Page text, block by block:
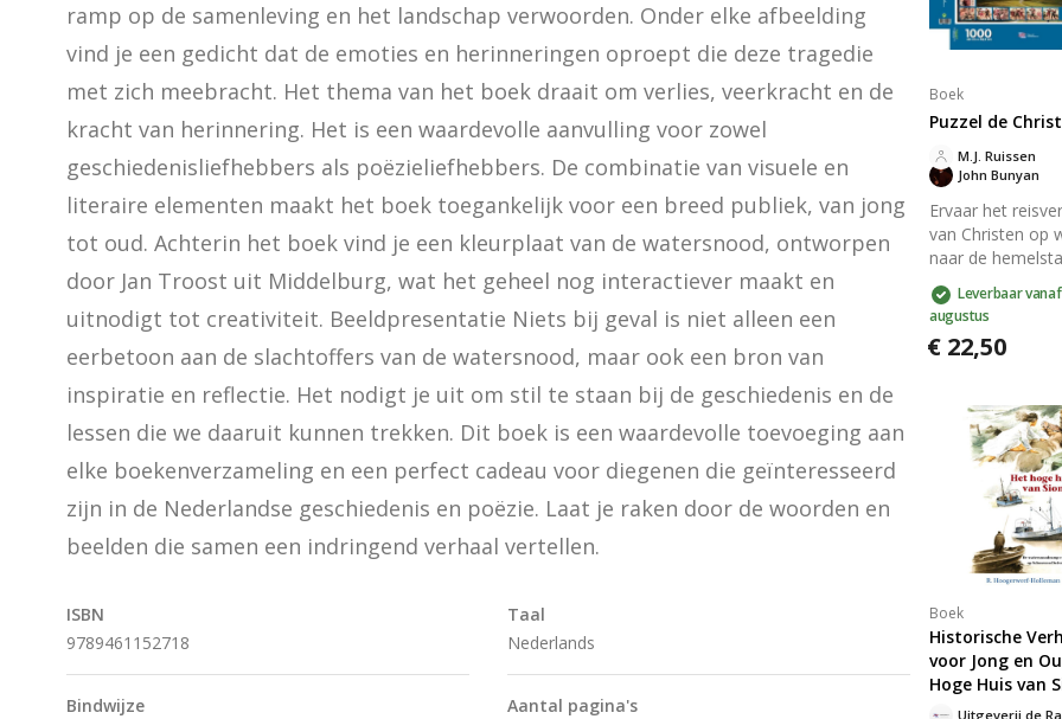
ramp op de samenleving en het landschap verwoorden. Onder elke afbeelding
vind je een gedicht dat de emoties en herinneringen oproept die deze tragedie
met zich meebracht. Het thema van het boek draait om verlies, veerkracht en de
kracht van herinnering. Het is een waardevolle aanvulling voor zowel
geschiedenisliefhebbers als poëzieliefhebbers. De combinatie van visuele en
literaire elementen maakt het boek toegankelijk voor een breed publiek, van jong
tot oud. Achterin het boek vind je een kleurplaat van de watersnood, ontworpen
door Jan Troost uit Middelburg, wat het geheel nog interactiever maakt en
uitnodigt tot creativiteit. Beeldpresentatie Niets bij geval is niet alleen een
eerbetoon aan de slachtoffers van de watersnood, maar ook een bron van
inspiratie en reflectie. Het nodigt je uit om stil te staan bij de geschiedenis en de
lessen die we daaruit kunnen trekken. Dit boek is een waardevolle toevoeging aan
elke boekenverzameling en een perfect cadeau voor diegenen die geïnteresseerd
zijn in de Nederlandse geschiedenis en poëzie. Laat je raken door de woorden en
beelden die samen een indringend verhaal vertellen.
ISBN
9789461152718
Taal
Nederlands
Bindwijze
Aantal pagina's
Boek
Puzzel de
John Bunyan
M.J. Ruissen
Ervaar het
van Christen op
naar de
de 1000-delige
van De
stuk biedt een
weergave van
en
perfect voor
puzzelplezier en
diepere
de krachtige
van deze
vertelling.
Leverbaar
augustus
€ 22,50
Boek
Historische
voor Jong en
Hoge Huis van